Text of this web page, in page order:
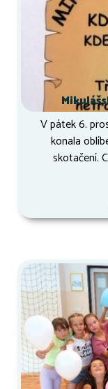
V pátek 6.
konala
skotačení.